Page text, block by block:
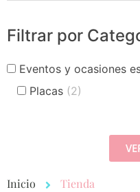
Inicio Tienda
Filtrar por
Eventos y ocasiones
Placas (2)